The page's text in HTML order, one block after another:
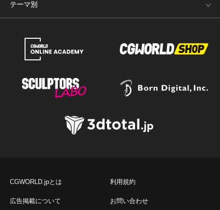
テーマ別
CGWORLD.jpとは 利用規約
広告掲載について お問い合わせ